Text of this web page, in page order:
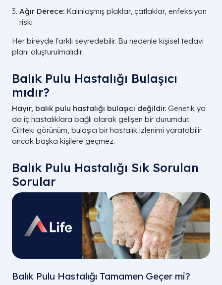
Ağır Derece: Kalınlaşmış plaklar, çatlaklar, enfeksiyon
riski
Her bireyde farklı seyredebilir. Bu nedenle kişisel tedavi
planı oluşturulmalıdır.
Balık Pulu Hastalığı Bulaşıcı
mıdır?
Hayır, balık pulu hastalığı bulaşıcı değildir. Genetik ya
da iç hastalıklara bağlı olarak gelişen bir durumdur.
Ciltteki görünüm, bulaşıcı bir hastalık izlenimi yaratabilir
ancak başka kişilere geçmez.
Balık Pulu Hastalığı Sık Sorulan
Sorular
Balık Pulu Hastalığı Tamamen Geçer mi?